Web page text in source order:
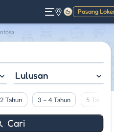
Pasang
Gelap
Lulusan
Tahun 3 – 4 Tahun 5 Tahun